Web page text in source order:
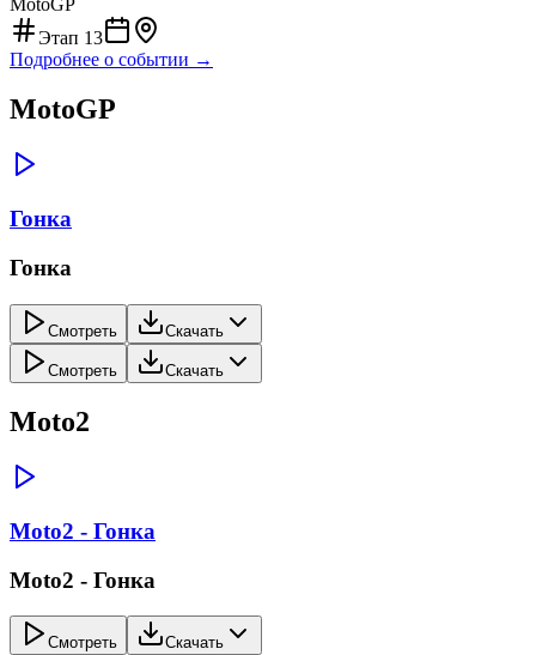
Этап 13
Подробнее о событии →
MotoGP
Гонка
Гонка
Смотреть Скачать
Смотреть Скачать
Moto2
Moto2 - Гонка
Moto2 - Гонка
Смотреть Скачать